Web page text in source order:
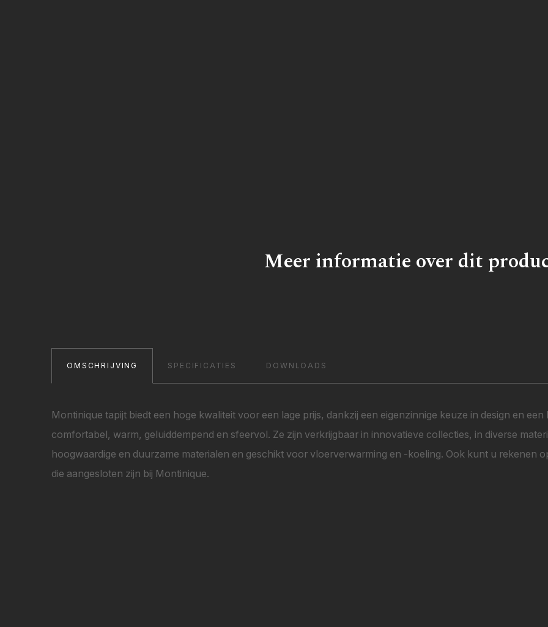
Meer informatie over dit
OMSCHRIJVING SPECIFICATIES DOWNLOADS
Montinique tapijt biedt een hoge kwaliteit voor een lage prijs, dankzij een eigenzinnige keuze in design en
comfortabel, warm, geluiddempend en sfeervol. Ze zijn verkrijgbaar in innovatieve collecties, in diverse
hoogwaardige en duurzame materialen en geschikt voor vloerverwarming en -koeling. Ook kunt u rekenen
die aangesloten zijn bij Montinique.